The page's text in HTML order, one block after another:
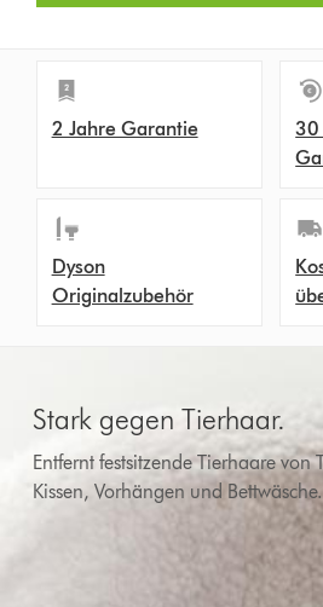
2 Jahre Garantie
30
Dyson
Originalzubehör
Stark gegen Tierhaar.
Entfernt festsitzende Tierhaare von
Kissen, Vorhängen und Bettwäsche.